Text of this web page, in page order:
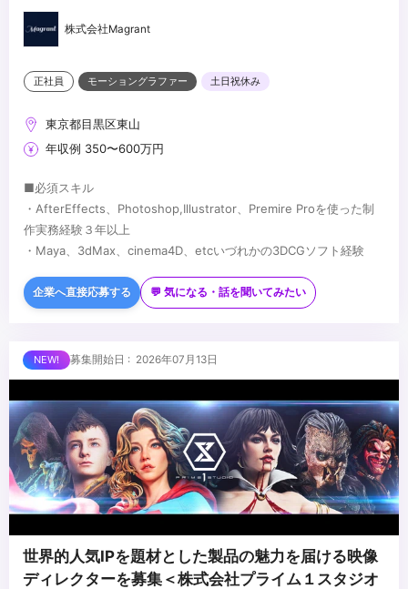
株式会社Magrant
正社員 モーショングラファー 土日祝休み
東京都目黒区東山
年収例 350〜600万円
■必須スキル
・AfterEffects、Photoshop,Illustrator、Premire Proを使った制
作実務経験３年以上
・Maya、3dMax、cinema4D、etcいづれかの3DCGソフト経験
・グラフィックデザイン・撮影・ディレクションなどの経験、イラ
スト描ける方歓迎
企業へ直接応募する 💬 気になる・話を聞いてみたい
募集開始日 : 2026年07月13日
世界的人気IPを題材とした製品の魅力を届ける映像
ディレクターを募集＜株式会社プライム１スタジオ